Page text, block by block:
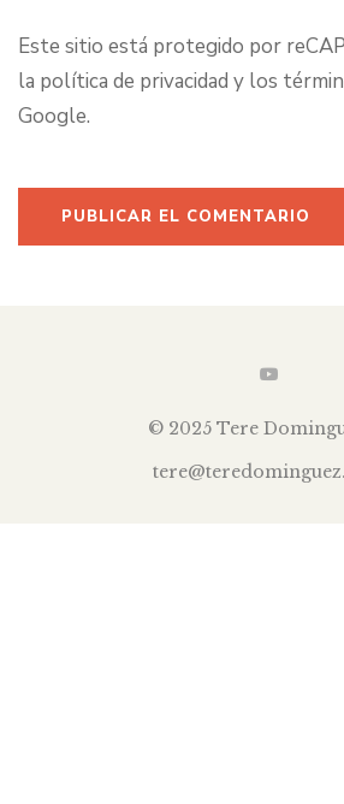
Este sitio está protegido por
la política de privacidad y los
Google.
© 2025 Tere
t